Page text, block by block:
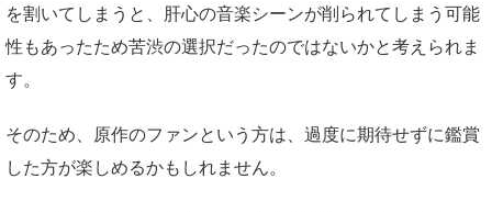
を割いてしまうと、肝心の音楽シーンが削られてしまう可能
性もあったため苦渋の選択だったのではないかと考えられま
す。
そのため、原作のファンという方は、過度に期待せずに鑑賞
した方が楽しめるかもしれません。